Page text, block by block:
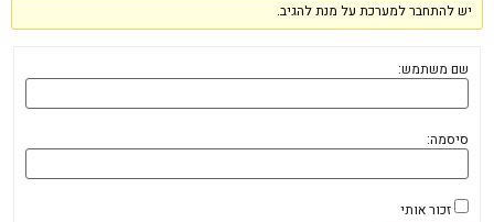
יש להתחבר למערכת על מנת להגיב.
שם משתמש:
סיסמה:
זכור אותי